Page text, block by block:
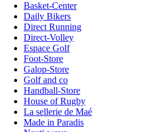
Basket-Center
Daily Bikers
Direct Running
Direct-Volley
Espace Golf
Foot-Store
Galop-Store
Golf and co
Handball-Store
House of Rugby
La sellerie de Maé
Made in Paradis